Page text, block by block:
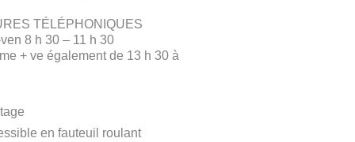
TÉLÉPHONIQUES
8 h 30 – 11 h 30
+ ve également de 13 h 30 à
en fauteuil roulant